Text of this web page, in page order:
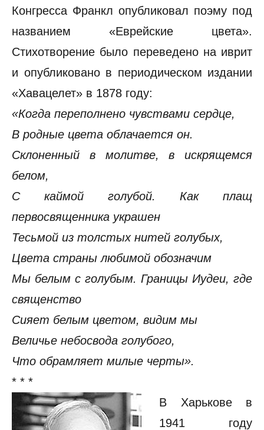
Конгресса Франкл опубликовал поэму под
названием «Еврейские цвета».
Стихотворение было переведено на иврит
и опубликовано в периодическом издании
«Хавацелет» в 1878 году:
«Когда переполнено чувствами сердце,
В родные цвета облачается он.
Склоненный в молитве, в искрящемся
белом,
С каймой голубой. Как плащ
первосвященника украшен
Тесьмой из толстых нитей голубых,
Цвета страны любимой обозначим
Мы белым с голубым. Границы Иудеи, где
священство
Сияет белым цветом, видим мы
Величье небосвода голубого,
Что обрамляет милые черты».
* * *
В Харькове в
1941 году